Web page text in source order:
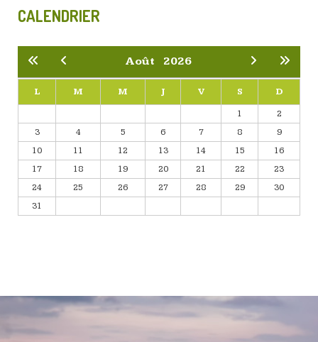
CALENDRIER
Août 2026
L M M J V S
D
1
2
3
4 5 6 7 8
9
10
11 12 13 14 15
16
17
18 19 20 21 22
23
24
25 26 27 28 29
30
31